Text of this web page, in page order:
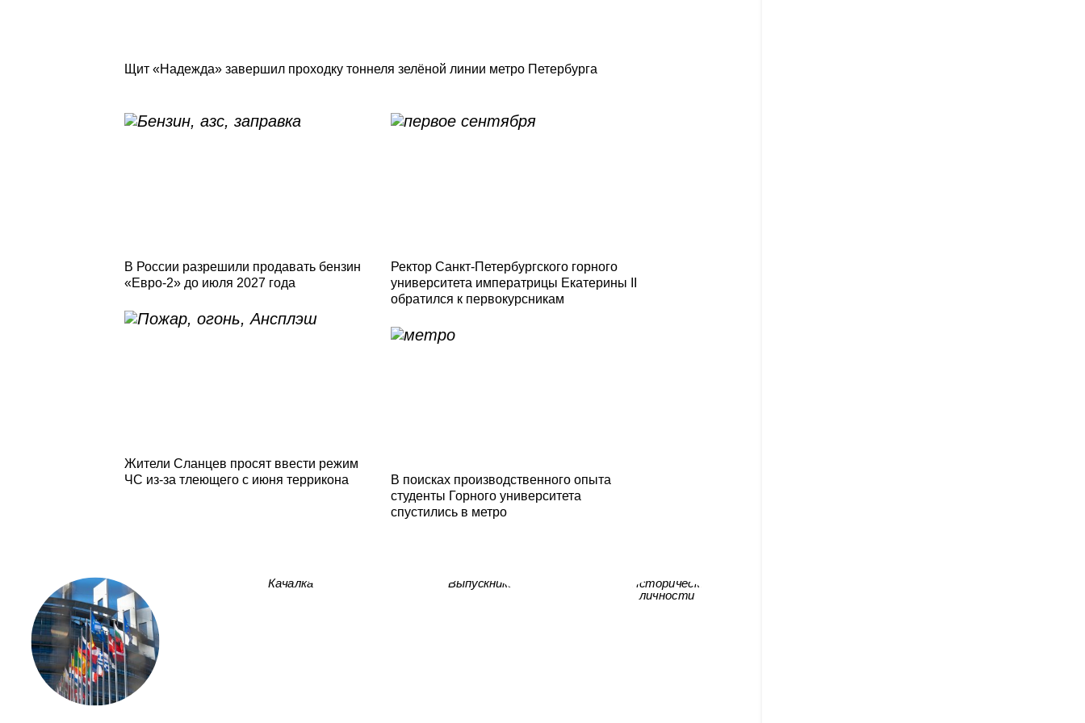
Щит «Надежда» завершил проходку тоннеля зелёной линии метро Петербурга
В России разрешили продавать бензин
«Евро-2» до июля 2027 года
Жители Сланцев просят ввести режим
ЧС из-за тлеющего с июня террикона
Ректор Санкт-Петербургского горного
университета императрицы Екатерины II
обратился к первокурсникам
В поисках производственного опыта
студенты Горного университета
спустились в метро